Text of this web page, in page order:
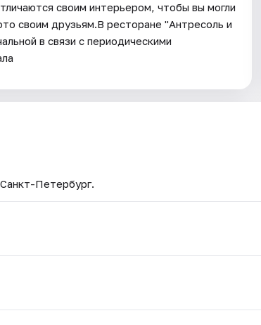
своим интерьером, чтобы вы могли
своим друзьям.В ресторане "Антресоль и
в связи с периодическими
Петербург.